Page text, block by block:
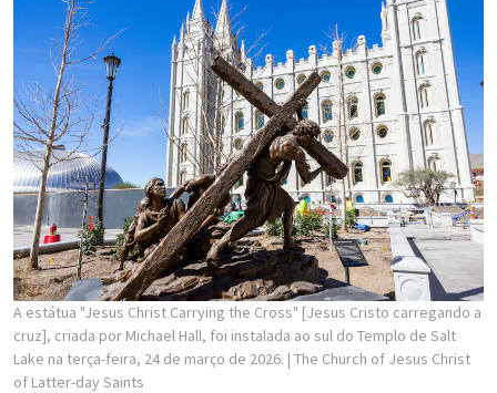
A estátua "Jesus Christ Carrying the Cross" [Jesus Cristo carregando a
cruz], criada por Michael Hall, foi instalada ao sul do Templo de Salt
Lake na terça-feira, 24 de março de 2026. | The Church of Jesus Christ
of Latter-day Saints